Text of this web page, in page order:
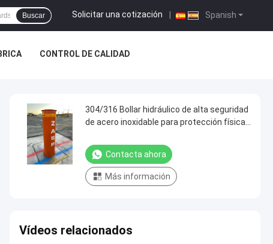
Spanish
Solicitar una cotización
Buscar
CONTROL DE CALIDAD
304/316 Bollar hidráulico de alta seguridad
de acero inoxidable para protección física
Contacta ahora
Más información
Vídeos relacionados